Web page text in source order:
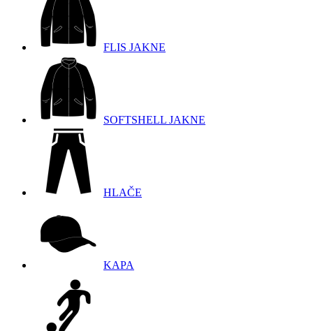
FLIS JAKNE
SOFTSHELL JAKNE
HLAČE
KAPA